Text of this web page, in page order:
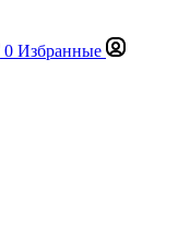
0 Избранные